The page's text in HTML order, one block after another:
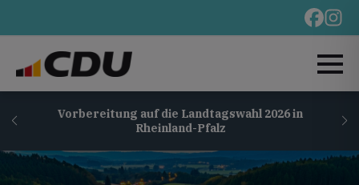
Vorbereitung auf die Landtagswahl 2026 in
Rheinland-Pfalz